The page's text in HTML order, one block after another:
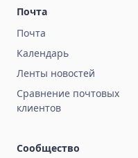
Почта
Почта
Календарь
Ленты новостей
Сравнение почтовых
клиентов
Сообщество